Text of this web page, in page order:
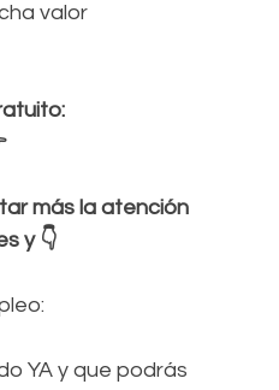
valor
más la atención
y 👇
YA y que podrás